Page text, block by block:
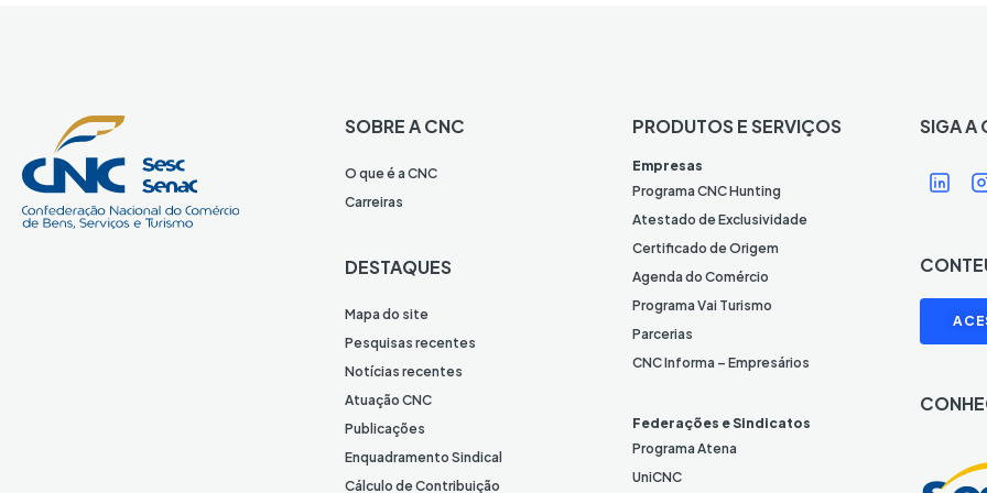
SOBRE A CNC
O que é a CNC
Carreiras
DESTAQUES
Mapa do site
Pesquisas recentes
Notícias recentes
Atuação CNC
Publicações
Enquadramento Sindical
Cálculo de Contribuição
PRODUTOS E SERVIÇOS
Empresas
Programa CNC Hunting
Atestado de Exclusividade
Certificado de Origem
Agenda do Comércio
Programa Vai Turismo
Parcerias
CNC Informa – Empresários
Federações e Sindicatos
Programa Atena
UniCNC
SIGA A
Í
c
n
e
L
i
k
e
I
Í
I